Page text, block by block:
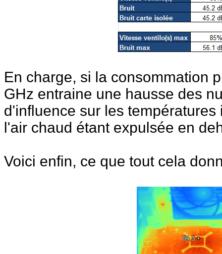
En charge, si la consommation
GHz entraine une hausse des
d'influence sur les
l'air chaud étant expulsée en
Voici enfin, ce que tout cela